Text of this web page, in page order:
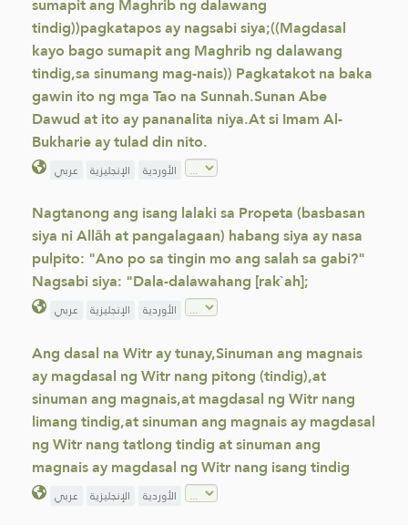
tindig))pagkatapos ay nagsabi siya;((Magdasal
kayo bago sumapit ang Maghrib ng dalawang
tindig,sa sinumang mag-nais)) Pagkatakot na baka
gawin ito ng mga Tao na Sunnah.Sunan Abe
Dawud at ito ay pananalita niya.At si Imam Al-
Bukharie ay tulad din nito.
عربي الإنجليزية الأوردية
Nagtanong ang isang lalaki sa Propeta (basbasan
siya ni Allāh at pangalagaan) habang siya ay nasa
pulpito: "Ano po sa tingin mo ang salah sa gabi?"
Nagsabi siya: "Dala-dalawahang [rak`ah];
عربي الإنجليزية الأوردية
Ang dasal na Witr ay tunay,Sinuman ang magnais
ay magdasal ng Witr nang pitong (tindig),at
sinuman ang magnais,at magdasal ng Witr nang
limang tindig,at sinuman ang magnais ay magdasal
ng Witr nang tatlong tindig at sinuman ang
magnais ay magdasal ng Witr nang isang tindig
عربي الإنجليزية الأوردية